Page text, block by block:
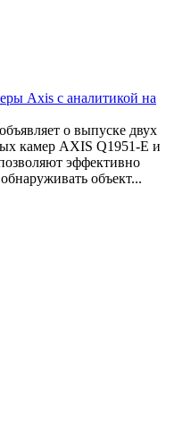
Axis с аналитикой на
о выпуске двух
камер AXIS Q1951-E и
эффективно
объект...